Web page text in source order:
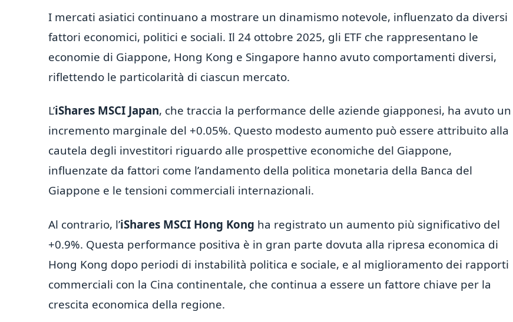
I mercati asiatici continuano a mostrare un dinamismo notevole, influenzato da diversi
fattori economici, politici e sociali. Il 24 ottobre 2025, gli ETF che rappresentano le
economie di Giappone, Hong Kong e Singapore hanno avuto comportamenti diversi,
riflettendo le particolarità di ciascun mercato.
L’iShares MSCI Japan, che traccia la performance delle aziende giapponesi, ha avuto un
incremento marginale del +0.05%. Questo modesto aumento può essere attribuito alla
cautela degli investitori riguardo alle prospettive economiche del Giappone,
influenzate da fattori come l’andamento della politica monetaria della Banca del
Giappone e le tensioni commerciali internazionali.
Al contrario, l’iShares MSCI Hong Kong ha registrato un aumento più significativo del
+0.9%. Questa performance positiva è in gran parte dovuta alla ripresa economica di
Hong Kong dopo periodi di instabilità politica e sociale, e al miglioramento dei rapporti
commerciali con la Cina continentale, che continua a essere un fattore chiave per la
crescita economica della regione.